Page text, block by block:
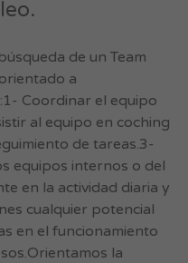
de un Team
a
Coordinar el equipo
al equipo en coching
de tareas.3-
equipos internos o del
en la actividad diaria y
cualquier potencial
en el funcionamiento
la